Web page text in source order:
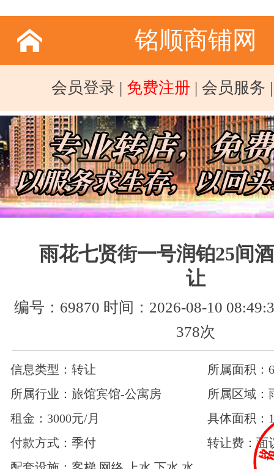
铭顺商铺网
会员登录 | 免费注册 | 会员服务
雨花七贤街一号润铂25间
让
编号：69870 时间：2026-08-10
378次
信息类型：转让
所属面积：
所属行业：旅馆宾馆-公寓房
所属区域：
租金：3000元/月
具体面积：
付款方式：季付
转让费：面